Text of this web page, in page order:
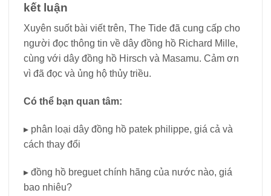
kết luận
Xuyên suốt bài viết trên, The Tide đã cung cấp cho
người đọc thông tin về dây đồng hồ Richard Mille,
cùng với dây đồng hồ Hirsch và Masamu. Cảm ơn
vì đã đọc và ủng hộ thủy triều.
Có thể bạn quan tâm:
▸ phân loại dây đồng hồ patek philippe, giá cả và
cách thay đổi
▸ đồng hồ breguet chính hãng của nước nào, giá
bao nhiêu?